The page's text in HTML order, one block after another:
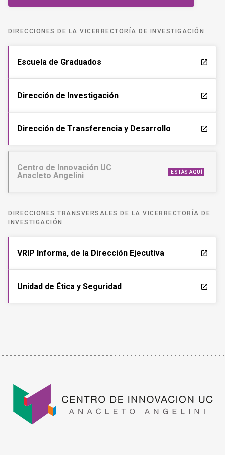
DIRECCIONES DE LA VICERRECTORÍA DE INVESTIGACIÓN
Escuela de Graduados launch
Dirección de Investigación launch
Dirección de Transferencia y Desarrollo launch
Centro de Innovación UC
Anacleto Angelini
ESTÁS AQUÍ
DIRECCIONES TRANSVERSALES DE LA VICERRECTORÍA DE
INVESTIGACIÓN
VRIP Informa, de la Dirección Ejecutiva launch
Unidad de Ética y Seguridad launch